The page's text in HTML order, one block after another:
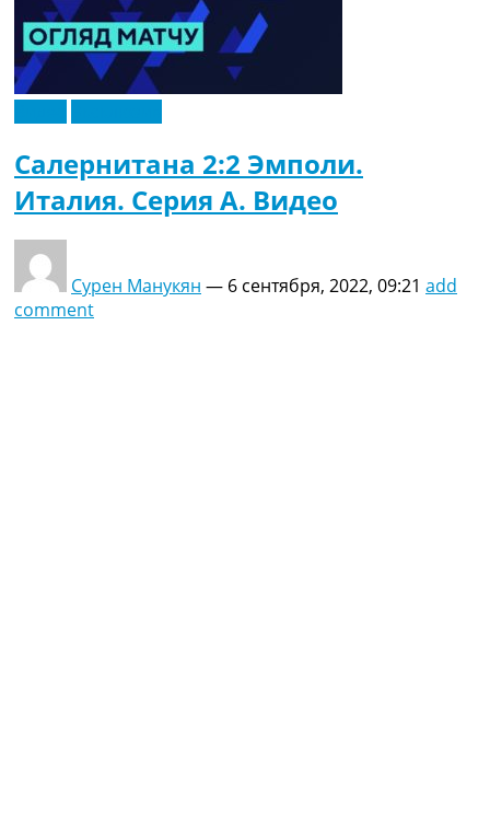
Салернитана 2:2 Эмполи.
Италия. Серия A. Видео
Сурен Манукян — 6 сентября, 2022, 09:21 add
comment